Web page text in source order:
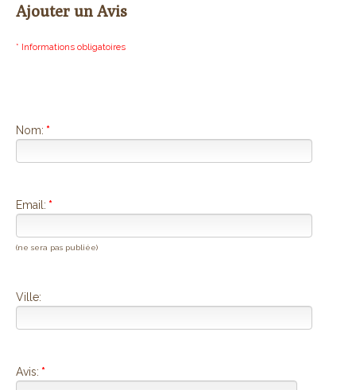
Ajouter un Avis
* Informations obligatoires
Nom: *
Email: *
(ne sera pas publiée)
Ville:
Avis: *